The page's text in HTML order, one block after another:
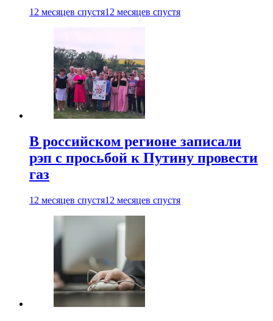
12 месяцев спустя12 месяцев спустя
В российском регионе записали
рэп с просьбой к Путину провести
газ
12 месяцев спустя12 месяцев спустя